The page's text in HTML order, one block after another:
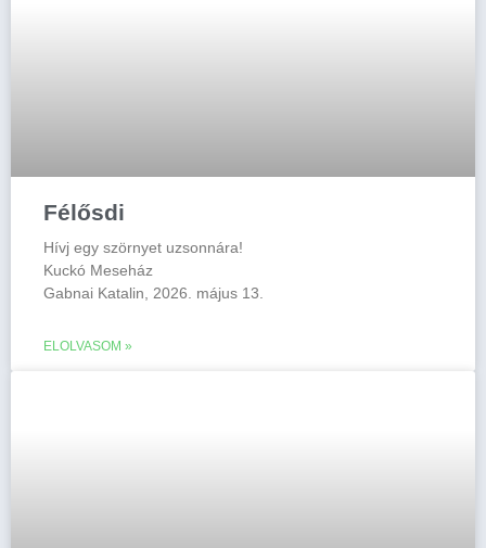
Félősdi
Hívj egy szörnyet uzsonnára!
Kuckó Meseház
Gabnai Katalin, 2026. május 13.
ELOLVASOM »